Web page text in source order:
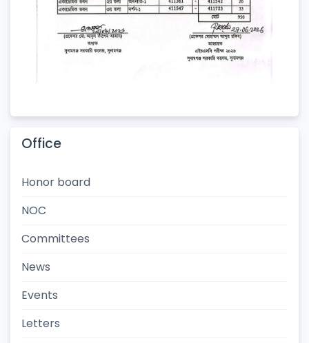
Office
Honor board
NOC
Committees
News
Events
Letters